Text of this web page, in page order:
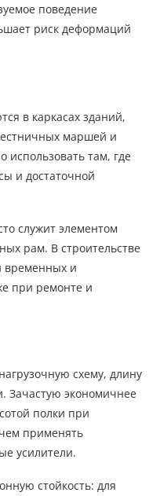
поведение
риск деформаций
в каркасах зданий,
маршей и
использовать там, где
и достаточной
служит элементом
рам. В строительстве
временных и
при ремонте и
схему, длину
Зачастую экономичнее
полки при
применять
усилители.
стойкость: для